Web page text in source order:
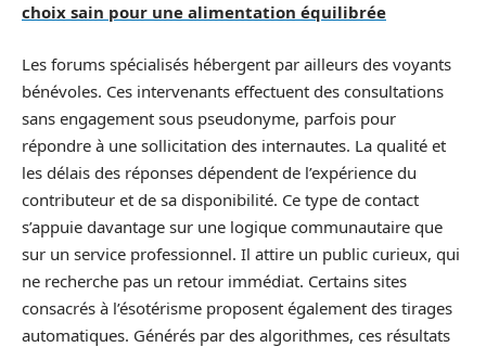
choix sain pour une alimentation équilibrée
Les forums spécialisés hébergent par ailleurs des voyants
bénévoles. Ces intervenants effectuent des consultations
sans engagement sous pseudonyme, parfois pour
répondre à une sollicitation des internautes. La qualité et
les délais des réponses dépendent de l’expérience du
contributeur et de sa disponibilité. Ce type de contact
s’appuie davantage sur une logique communautaire que
sur un service professionnel. Il attire un public curieux, qui
ne recherche pas un retour immédiat. Certains sites
consacrés à l’ésotérisme proposent également des tirages
automatiques. Générés par des algorithmes, ces résultats